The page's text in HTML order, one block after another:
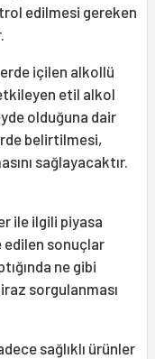
edilmesi gereken
içilen alkollü
etil alkol
olduğuna dair
belirtilmesi,
sağlayacaktır.
ile ilgili piyasa
edilen sonuçlar
ne gibi
sorgulanması
sağlıklı ürünler